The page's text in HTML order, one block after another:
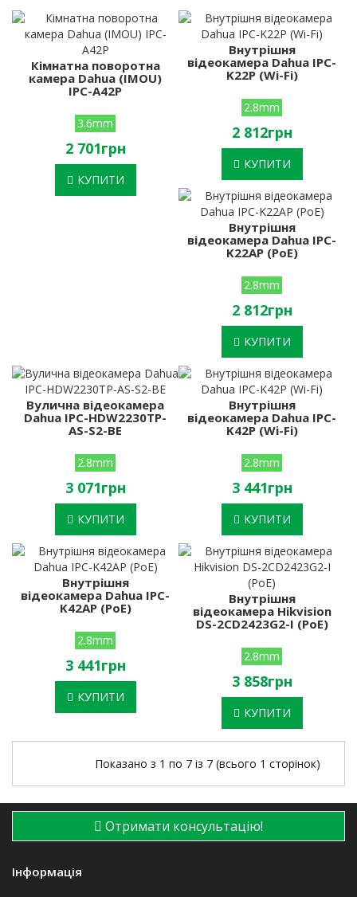
Кімнатна поворотна
камера Dahua (IMOU)
IPC-A42P
3.6mm
2 701грн
КУПИТИ
Внутрішня
відеокамера Dahua IPC-
K22P (Wi-Fi)
2.8mm
2 812грн
КУПИТИ
Внутрішня
відеокамера Dahua IPC-
K22AP (PoE)
2.8mm
2 812грн
КУПИТИ
Вулична відеокамера
Dahua IPC-HDW2230TP-
AS-S2-BE
2.8mm
3 071грн
КУПИТИ
Внутрішня
відеокамера Dahua IPC-
K42P (Wi-Fi)
2.8mm
3 441грн
КУПИТИ
Внутрішня
відеокамера Dahua IPC-
K42AP (PoE)
2.8mm
3 441грн
КУПИТИ
Внутрішня
відеокамера Hikvision
DS-2CD2423G2-I (PoE)
2.8mm
3 858грн
КУПИТИ
Показано з 1 по 7 із 7 (всього 1 сторінок)
Отримати консультацію!
Інформація